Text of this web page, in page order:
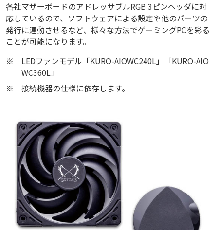
各社マザーボードのアドレッサブルRGB 3ピンヘッダに対
応しているので、ソフトウェアによる設定や他のパーツの
発行に連動させるなど、様々な方法でゲーミングPCを彩る
ことが可能になります。
※
LEDファンモデル「KURO-AIOWC240L」「KURO-AIO
WC360L」
※
接続機器の仕様に依存します。